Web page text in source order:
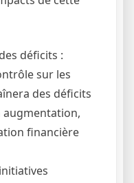
déficits :
sur les
des déficits
augmentation,
financière